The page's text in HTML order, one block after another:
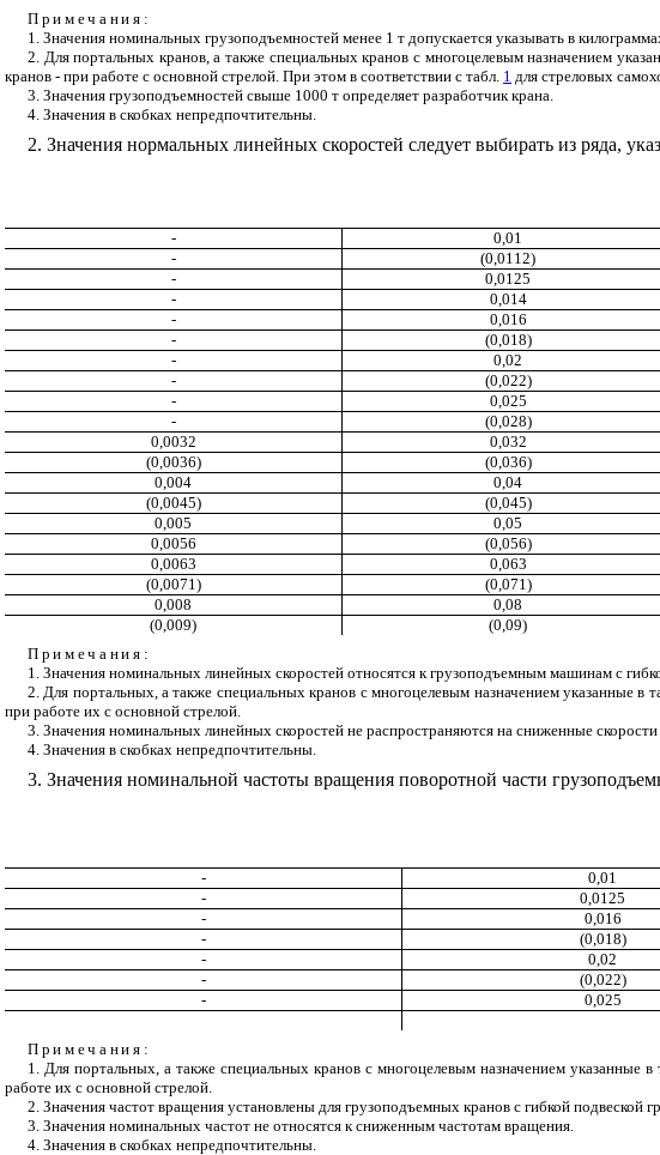
Примечания:
1. Значения номинальных грузоподъемностей менее 1 т допускается указывать в
2. Для портальных кранов, а также специальных кранов с многоцелевым назначением
кранов - при работе с основной стрелой. При этом в соответствии с табл. 1 для стреловых
3. Значения грузоподъемностей свыше 1000 т определяет разработчик крана.
4. Значения в скобках непредпочтительны.
2. Значения нормальных линейных скоростей следует выбирать из ряда,
- 0,01
-
(0,0112)
-
0,0125
-
0,014
-
0,016
-
(0,018)
-
0,02
-
(0,022)
-
0,025
-
(0,028)
0,0032
0,032
(0,0036)
(0,036)
0,004
0,04
(0,0045)
(0,045)
0,005
0,05
0,0056
(0,056)
0,0063
0,063
(0,0071)
(0,071)
0,008
0,08
(0,009)
(0,09)
Примечания:
1. Значения номинальных линейных скоростей относятся к грузоподъемным машинам с
2. Для портальных, а также специальных кранов с многоцелевым назначением указанные
при работе их с основной стрелой.
3. Значения номинальных линейных скоростей не распространяются на сниженные
4. Значения в скобках непредпочтительны.
3. Значения номинальной частоты вращения поворотной части
- 0,01
-
0,0125
-
0,016
-
(0,018)
-
0,02
-
(0,022)
-
0,025
Примечания:
1. Для портальных, а также специальных кранов с многоцелевым назначением
работе их с основной стрелой.
2. Значения частот вращения установлены для грузоподъемных кранов с гибкой подвеской
3. Значения номинальных частот не относятся к сниженным частотам вращения.
4. Значения в скобках непредпочтительны.